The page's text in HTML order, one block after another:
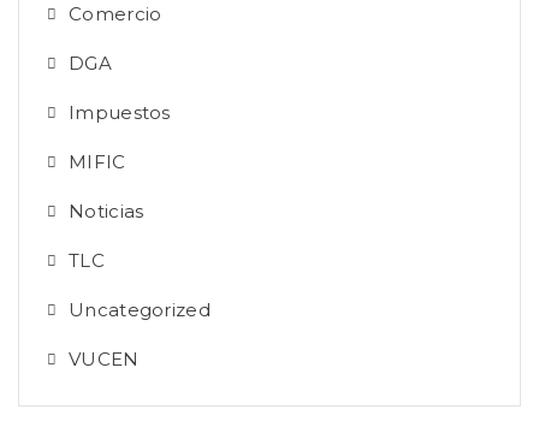
Comercio
DGA
Impuestos
MIFIC
Noticias
TLC
Uncategorized
VUCEN